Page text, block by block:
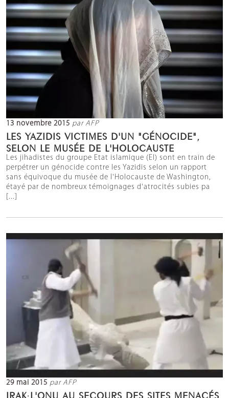
13 novembre 2015 par AFP
LES YAZIDIS VICTIMES D'UN "GÉNOCIDE",
SELON LE MUSÉE DE L'HOLOCAUSTE
Les jihadistes du groupe Etat islamique (EI) sont en train de
perpétrer un génocide contre les Yazidis selon un rapport
sans équivoque du musée de l'Holocauste de Washington,
étayé par de nombreux témoignages d'atrocités subies pa
[...]
29 mai 2015 par AFP
IRAK:L'ONU AU SECOURS DES SITES MENACÉS